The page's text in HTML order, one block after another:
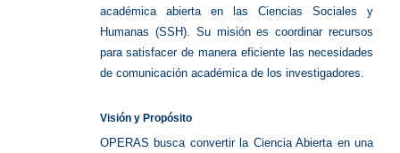
académica abierta en las Ciencias Sociales y
Humanas (SSH). Su misión es coordinar recursos
para satisfacer de manera eficiente las necesidades
de comunicación académica de los investigadores.
Visión y Propósito
OPERAS busca convertir la Ciencia Abierta en una